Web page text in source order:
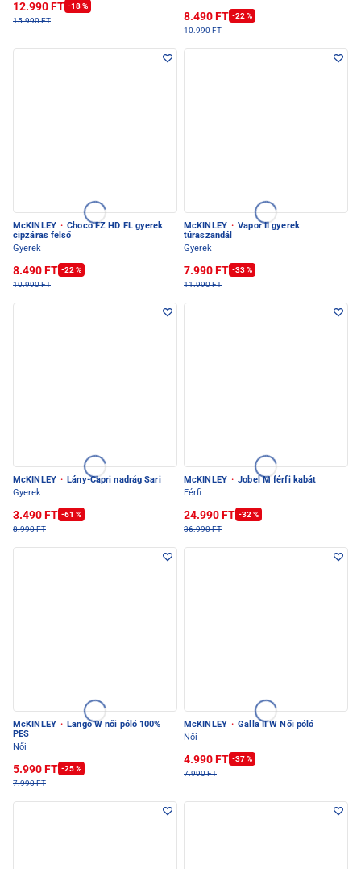
12.990 FT -18 %
15.990 FT
8.490 FT -22 %
10.990 FT
McKINLEY · Choco FZ HD FL gyerek
cipzáras felső
Gyerek
8.490 FT -22 %
10.990 FT
McKINLEY · Vapor II gyerek
túraszandál
Gyerek
7.990 FT -33 %
11.990 FT
McKINLEY · Lány-Capri nadrág Sari
Gyerek
3.490 FT -61 %
8.990 FT
McKINLEY · Jobel M férfi kabát
Férfi
24.990 FT -32 %
36.990 FT
McKINLEY · Lango W női póló 100%
PES
Női
5.990 FT -25 %
7.990 FT
McKINLEY · Galla II W Női póló
Női
4.990 FT -37 %
7.990 FT